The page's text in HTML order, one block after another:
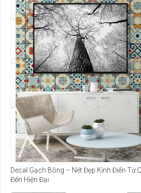
Decal Gạch Bông – Nét Đẹp Kinh Điển Từ
Đến Hiện Đại